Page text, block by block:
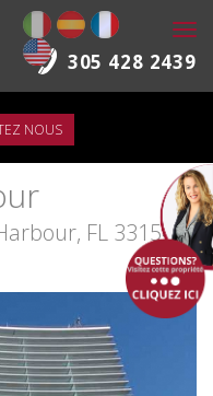
305 428 2439
NOUS
FL 33154